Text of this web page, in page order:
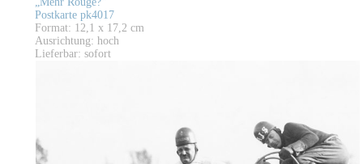
Postkarte pk4017
Format: 12,1 x 17,2 cm
Ausrichtung: hoch
Lieferbar: sofort